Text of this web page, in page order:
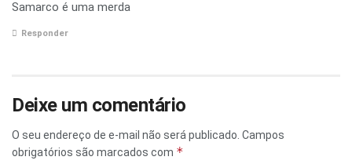
Samarco é uma merda
Responder
Deixe um comentário
O seu endereço de e-mail não será publicado. Campos
obrigatórios são marcados com *